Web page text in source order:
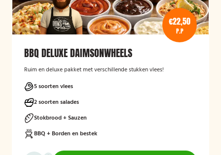
€22,50
P.P
BBQ DELUXE DAIMSONWHEELS
Ruim en deluxe pakket met verschillende stukken vlees!
5 soorten vlees
2 soorten salades
Stokbrood + Sauzen
BBQ + Borden en bestek